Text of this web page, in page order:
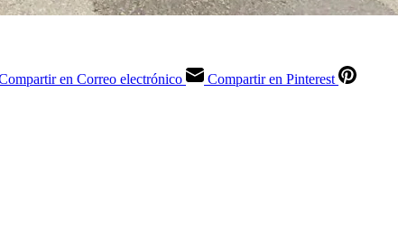
en Correo electrónico Compartir en Pinterest